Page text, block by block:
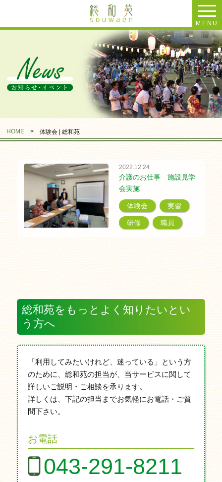
MENU
HOME >体験会 | 総和苑
2022.12.24
介護のお仕事 施設見学
会実施
体験会 実習
研修 職員
総和苑をもっとよく知りたいとい
う方へ
「利用してみたいけれど、迷っている」という方
のために、総和苑の担当が、当サービスに関して
詳しいご説明・ご相談を承ります。
詳しくは、下記の担当までお気軽にお電話・ご質
問下さい。
お電話
043-291-8211